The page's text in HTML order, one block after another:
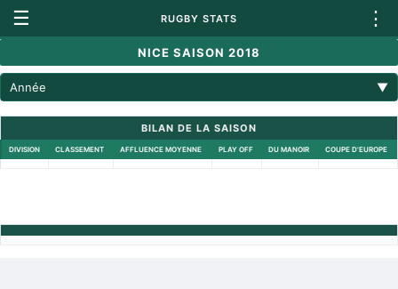
☰ RUGBY STATS ⋮
NICE SAISON 2018
Année ▼
BILAN DE LA SAISON
DIVISION CLASSEMENT AFFLUENCE MOYENNE PLAY OFF DU MANOIR COUPE D'EUROPE